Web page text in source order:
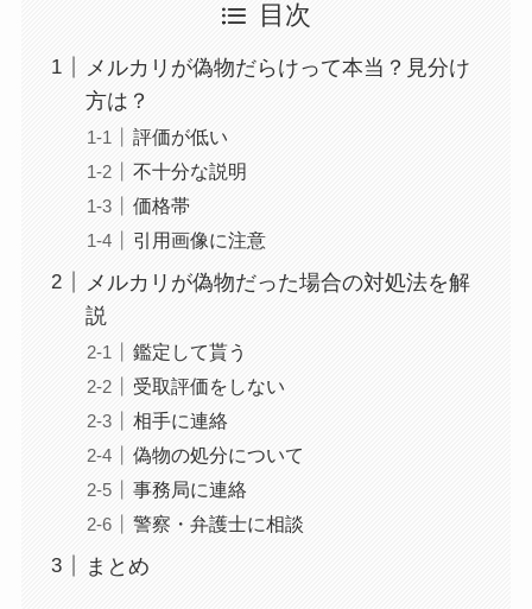
目次
メルカリが偽物だらけって本当？見分け
方は？
評価が低い
不十分な説明
価格帯
引用画像に注意
メルカリが偽物だった場合の対処法を解
説
鑑定して貰う
受取評価をしない
相手に連絡
偽物の処分について
事務局に連絡
警察・弁護士に相談
まとめ